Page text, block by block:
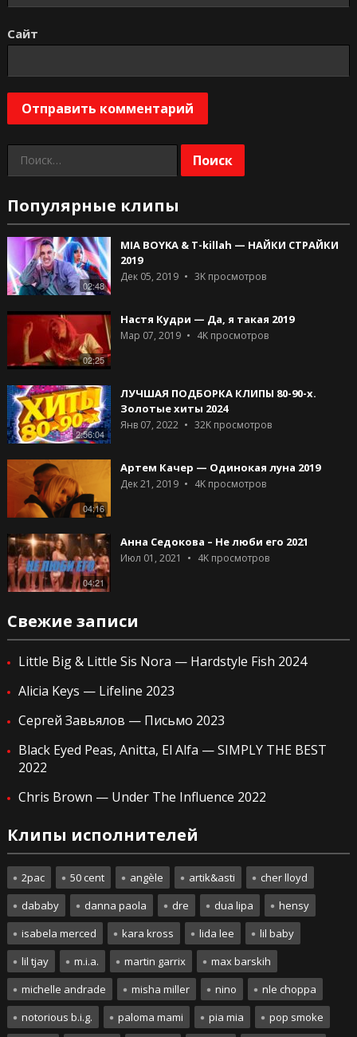
Сайт
Найти:
Популярные клипы
02:48
MIA BOYKA & T-killah — НАЙКИ СТРАЙКИ
2019
Дек 05, 2019 3Kпросмотров
02;25
Настя Кудри — Да, я такая 2019
Мар 07, 2019 4Kпросмотров
2:56:04
ЛУЧШАЯ ПОДБОРКА КЛИПЫ 80-90-х.
Золотые хиты 2024
Янв 07, 2022 32Kпросмотров
04:16
Артем Качер — Одинокая луна 2019
Дек 21, 2019 4Kпросмотров
04:21
Анна Седокова – Не люби его 2021
Июл 01, 2021 4Kпросмотров
Свежие записи
Little Big & Little Sis Nora — Hardstyle Fish 2024
Alicia Keys — Lifeline 2023
Сергей Завьялов — Письмо 2023
Black Eyed Peas, Anitta, El Alfa — SIMPLY THE BEST
2022
Chris Brown — Under The Influence 2022
Клипы исполнителей
2pac 50 cent angèle artik&asti
cher lloyd
dababy
danna paola dre dua lipa
hensy
isabela merced
kara kross lida lee
lil baby
lil tjay
m.i.a. martin garrix
max barskih
michelle andrade
misha miller nino
nle choppa
notorious b.i.g.
paloma mami pia mia pop smoke